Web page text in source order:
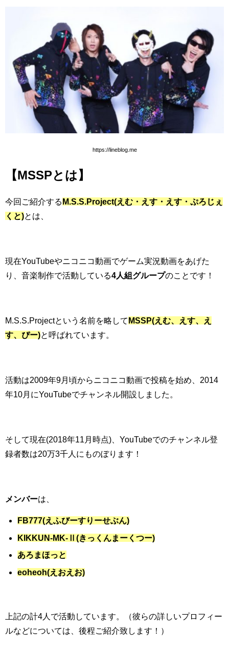
https://lineblog.me
【MSSPとは】
今回ご紹介する M.S.S.Project(えむ・えす・えす・ぷろじぇ
くと)とは、
現在YouTubeやニコニコ動画でゲーム実況動画をあげた
り、音楽制作で活動している4人組グループのことです！
M.S.S.Projectという名前を略して MSSP(えむ、えす、え
す、ぴー)と呼ばれています。
活動は2009年9月頃からニコニコ動画で投稿を始め、 2014
年10月にYouTubeでチャンネル開設しました。
そして現在(2018年11月時点)、YouTubeでのチャンネル登
録者数は20万3千人にものぼります！
メンバーは、
FB777(えふびーすりーせぶん)
KIKKUN-MK-Ⅱ(きっくんまーくつー)
あろまほっと
eoheoh(えおえお)
上記の計4人で活動しています。（彼らの詳しいプロフィー
ルなどについては、後程ご紹介致します！）